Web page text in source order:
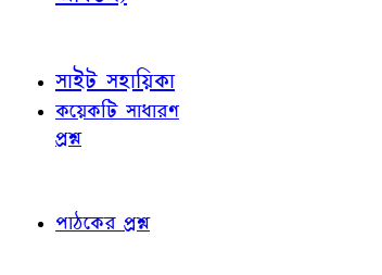
সাইট সহায়িকা
কয়েকটি সাধারণ
প্রশ্ন
পাঠকের প্রশ্ন